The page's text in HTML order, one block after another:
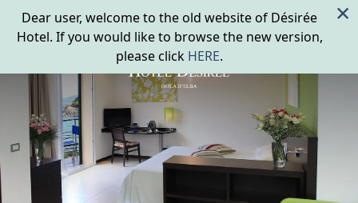
Dear user, welcome to the old website of Désirée
Hotel. If you would like to browse the new version,
please click HERE.
×